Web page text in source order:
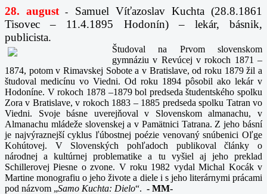
28. august -
Samuel Víťazoslav Kuchta (28.8.1861
Tisovec – 11.4.1895 Hodonín) – lekár, básnik,
publicista.
Študoval na Prvom slovenskom
gymnáziu v Revúcej v rokoch 1871 –
1874, potom v Rimavskej Sobote a v Bratislave, od roku 1879 žil a
študoval medicínu vo Viedni. Od roku 1894 pôsobil ako lekár v
Hodoníne. V rokoch 1878 –1879 bol predseda študentského spolku
Zora v Bratislave, v rokoch 1883 – 1885 predseda spolku Tatran vo
Viedni. Svoje básne uverejňoval v Slovenskom almanachu, v
Almanachu mládeže slovenskej a v Pamätnici Tatrana. Z jeho básní
je najvýraznejší cyklus ľúbostnej poézie venovaný snúbenici Oľge
Kohútovej. V Slovenských pohľadoch publikoval články o
národnej a kultúrnej problematike a tu vyšiel aj jeho preklad
Schillerovej Piesne o zvone. V roku 1982 vydal Michal Kocák v
Martine monografiu o jeho živote a diele i s jeho literárnymi prácami
pod názvom „Samo Kuchta: Dielo“. - MM-